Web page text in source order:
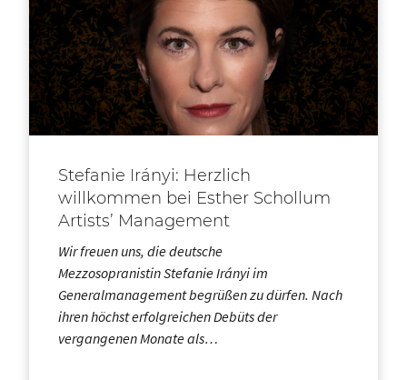
Stefanie Irányi: Herzlich
willkommen bei Esther Schollum
Artists’ Management
Wir freuen uns, die deutsche
Mezzosopranistin Stefanie Irányi im
Generalmanagement begrüßen zu dürfen. Nach
ihren höchst erfolgreichen Debüts der
vergangenen Monate als…